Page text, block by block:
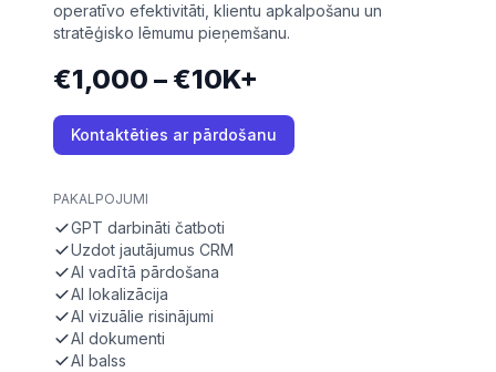
operatīvo efektivitāti, klientu apkalpošanu un
stratēģisko lēmumu pieņemšanu.
€1,000 – €10K+
Kontaktēties ar pārdošanu
PAKALPOJUMI
GPT darbināti čatboti
Uzdot jautājumus CRM
AI vadītā pārdošana
AI lokalizācija
AI vizuālie risinājumi
AI dokumenti
AI balss